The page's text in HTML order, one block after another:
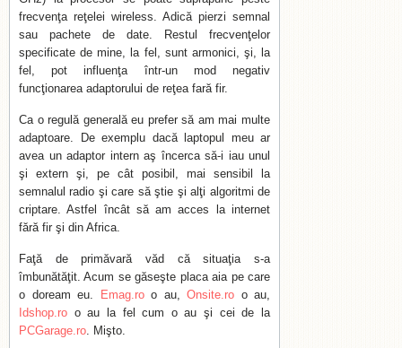
frecvenţa reţelei wireless. Adică pierzi semnal
sau pachete de date. Restul frecvenţelor
specificate de mine, la fel, sunt armonici, şi, la
fel, pot influenţa într-un mod negativ
funcţionarea adaptorului de reţea fară fir.
Ca o regulă generală eu prefer să am mai multe
adaptoare. De exemplu dacă laptopul meu ar
avea un adaptor intern aş încerca să-i iau unul
şi extern şi, pe cât posibil, mai sensibil la
semnalul radio şi care să ştie şi alţi algoritmi de
criptare. Astfel încât să am acces la internet
fără fir şi din Africa.
Faţă de primăvară văd că situaţia s-a
îmbunătăţit. Acum se găseşte placa aia pe care
o doream eu.
Emag.roo au, Onsite.ro o au,
Idshop.ro o au la fel cum o au şi cei de la
PCGarage.ro. Mişto.